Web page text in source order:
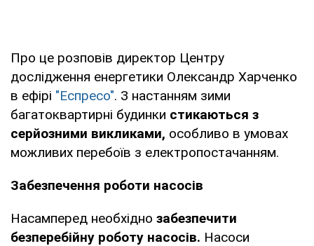
Про це розповів директор Центру
дослідження енергетики Олександр Харченко
в ефірі "Еспресо". З настанням зими
багатоквартирні будинки стикаються з
серйозними викликами, особливо в умовах
можливих перебоїв з електропостачанням.
Забезпечення роботи насосів
Насамперед необхідно забезпечити
безперебійну роботу насосів. Насоси